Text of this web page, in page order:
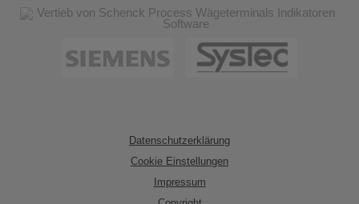
Datenschutzerklärung
Cookie Einstellungen
Impressum